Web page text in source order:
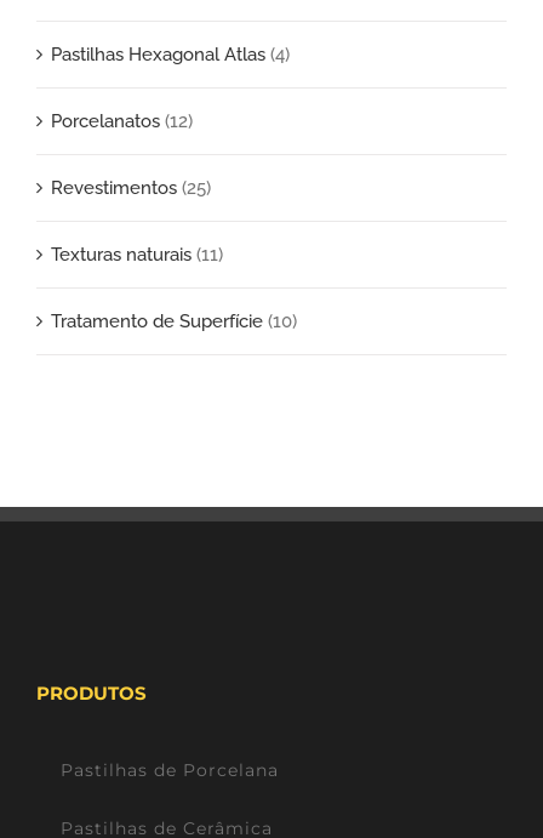
Pastilhas Hexagonal Atlas (4)
Porcelanatos (12)
Revestimentos (25)
Texturas naturais (11)
Tratamento de Superfície (10)
PRODUTOS
Pastilhas de Porcelana
Pastilhas de Cerâmica